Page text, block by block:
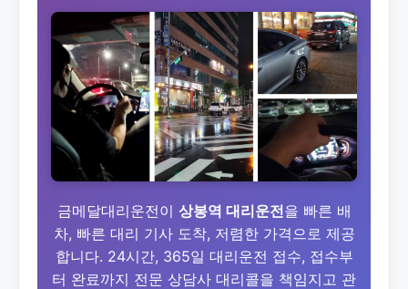
금메달대리운전이 상봉역 대리운전을 빠른 배
차, 빠른 대리 기사 도착, 저렴한 가격으로 제공
합니다. 24시간, 365일 대리운전 접수, 접수부
터 완료까지 전문 상담사 대리콜을 책임지고 관